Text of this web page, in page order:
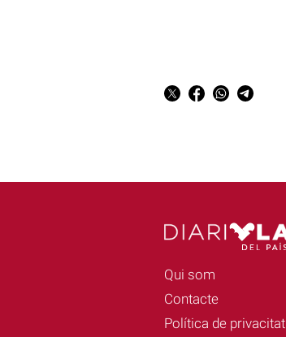
Qui som
Contacte
Política de privacitat